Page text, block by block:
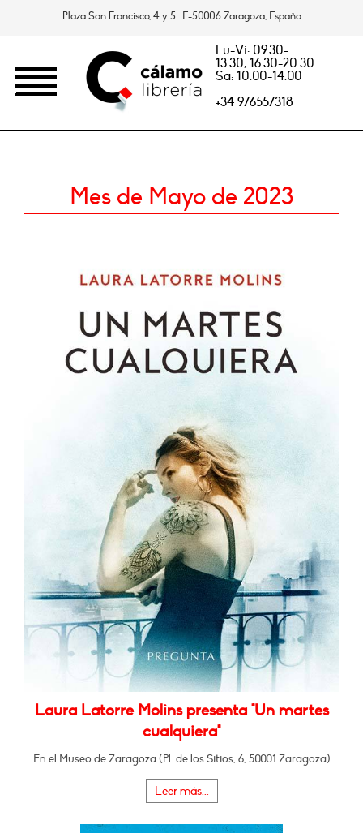
Plaza San Francisco, 4 y 5. E-50006 Zaragoza, España
Lu-Vi: 09.30-
13.30, 16.30-20.30
Sa: 10.00-14.00
+34 976557318
Mes de Mayo de 2023
Laura Latorre Molins presenta "Un martes
cualquiera"
En el Museo de Zaragoza (Pl. de los Sitios, 6, 50001 Zaragoza)
Leer más...